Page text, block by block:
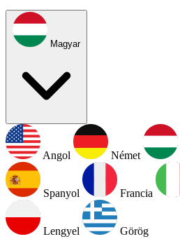
Magyar
Angol Német
Spanyol Francia
Lengyel Görög